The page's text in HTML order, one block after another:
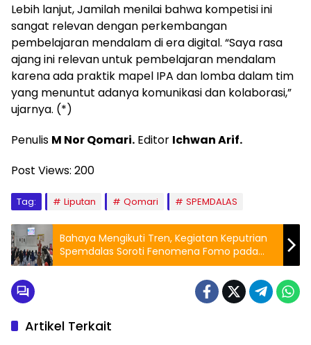
Lebih lanjut, Jamilah menilai bahwa kompetisi ini
sangat relevan dengan perkembangan
pembelajaran mendalam di era digital. “Saya rasa
ajang ini relevan untuk pembelajaran mendalam
karena ada praktik mapel IPA dan lomba dalam tim
yang menuntut adanya komunikasi dan kolaborasi,”
ujarnya. (*)
Penulis M Nor Qomari. Editor Ichwan Arif.
Post Views: 200
Tag: Liputan Qomari SPEMDALAS
Bahaya Mengikuti Tren, Kegiatan Keputrian
Spemdalas Soroti Fenomena Fomo pada
Remaja
Artikel Terkait